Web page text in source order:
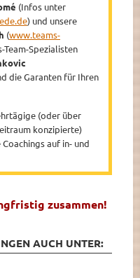
(Infos unter
) und unsere
(www.teams-
Team-Spezialisten
die Garanten für Ihren
(oder über
konzipierte)
auf in- und
zusammen!
AUCH UNTER: